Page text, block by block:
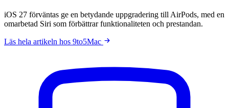
iOS 27 förväntas ge en betydande uppgradering till AirPods, med en
omarbetad Siri som förbättrar funktionaliteten och prestandan.
Läs hela artikeln hos 9to5Mac